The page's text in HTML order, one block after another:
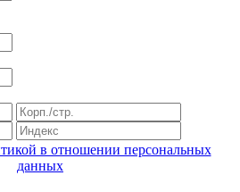
в отношении персональных
данных